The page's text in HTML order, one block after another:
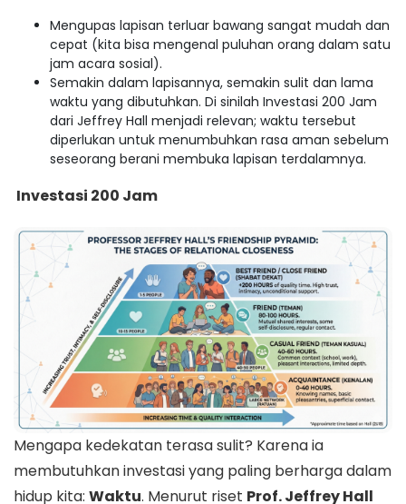
Mengupas lapisan terluar bawang sangat mudah dan
cepat (kita bisa mengenal puluhan orang dalam satu
jam acara sosial).
Semakin dalam lapisannya, semakin sulit dan lama
waktu yang dibutuhkan. Di sinilah Investasi 200 Jam
dari Jeffrey Hall menjadi relevan; waktu tersebut
diperlukan untuk menumbuhkan rasa aman sebelum
seseorang berani membuka lapisan terdalamnya.
Investasi 200 Jam
Mengapa kedekatan terasa sulit? Karena ia
membutuhkan investasi yang paling berharga dalam
hidup kita: Waktu. Menurut riset Prof. Jeffrey Hall